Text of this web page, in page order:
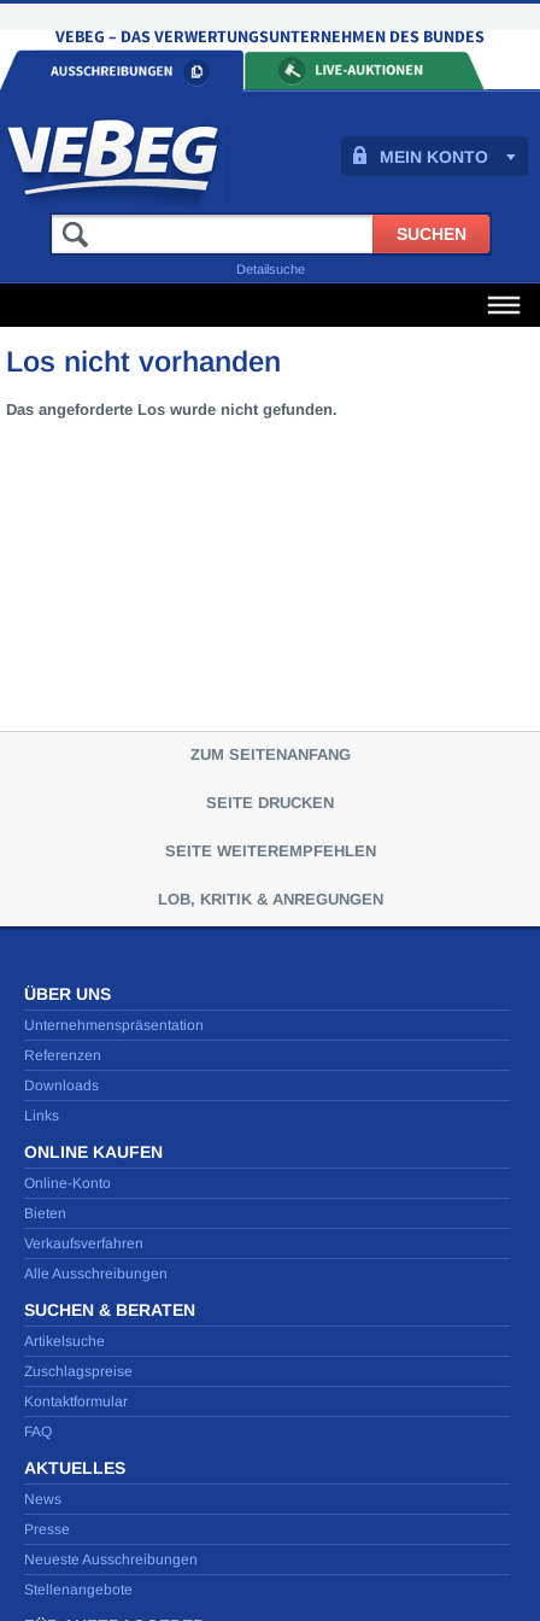
MEIN KONTO
Detailsuche
Los nicht vorhanden
Das angeforderte Los wurde nicht gefunden.
ZUM SEITENANFANG
SEITE DRUCKEN
SEITE WEITEREMPFEHLEN
LOB, KRITIK & ANREGUNGEN
ÜBER UNS
Unternehmenspräsentation
Referenzen
Downloads
Links
ONLINE KAUFEN
Online-Konto
Bieten
Verkaufsverfahren
Alle Ausschreibungen
SUCHEN & BERATEN
Artikelsuche
Zuschlagspreise
Kontaktformular
FAQ
AKTUELLES
News
Presse
Neueste Ausschreibungen
Stellenangebote